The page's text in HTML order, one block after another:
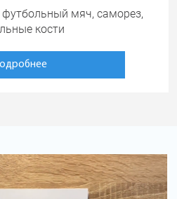
мяч, саморез,
кости